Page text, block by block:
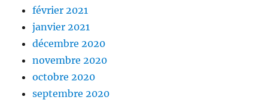
février 2021
janvier 2021
décembre 2020
novembre 2020
octobre 2020
septembre 2020